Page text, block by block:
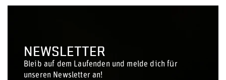
NEWSLETTER
Bleib auf dem Laufenden und melde dich für
unseren Newsletter an!